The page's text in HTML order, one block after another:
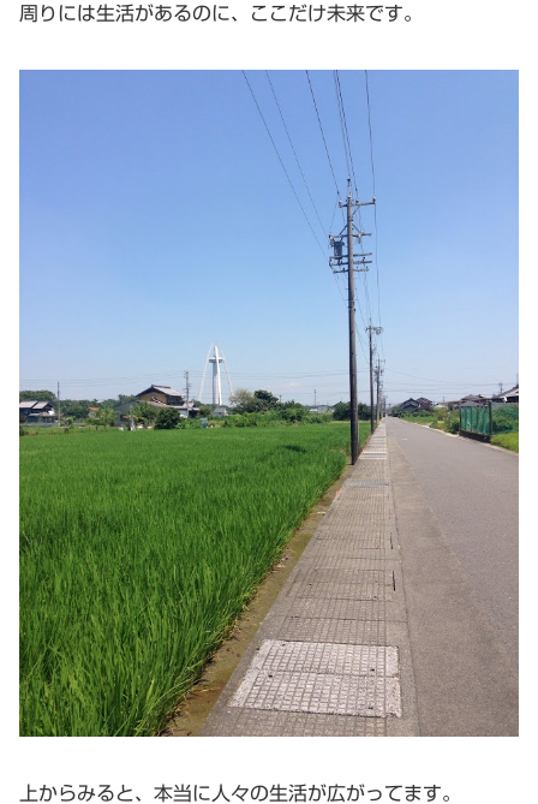
周りには生活があるのに、ここだけ未来です。
上からみると、本当に人々の生活が広がってます。